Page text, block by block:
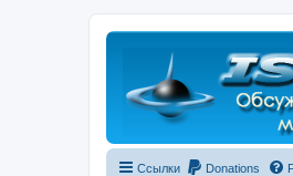
Регистрация
Ссылки Donations